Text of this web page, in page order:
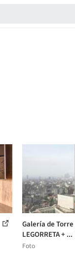
Galería de Torre
LEGORRETA + ...
Foto